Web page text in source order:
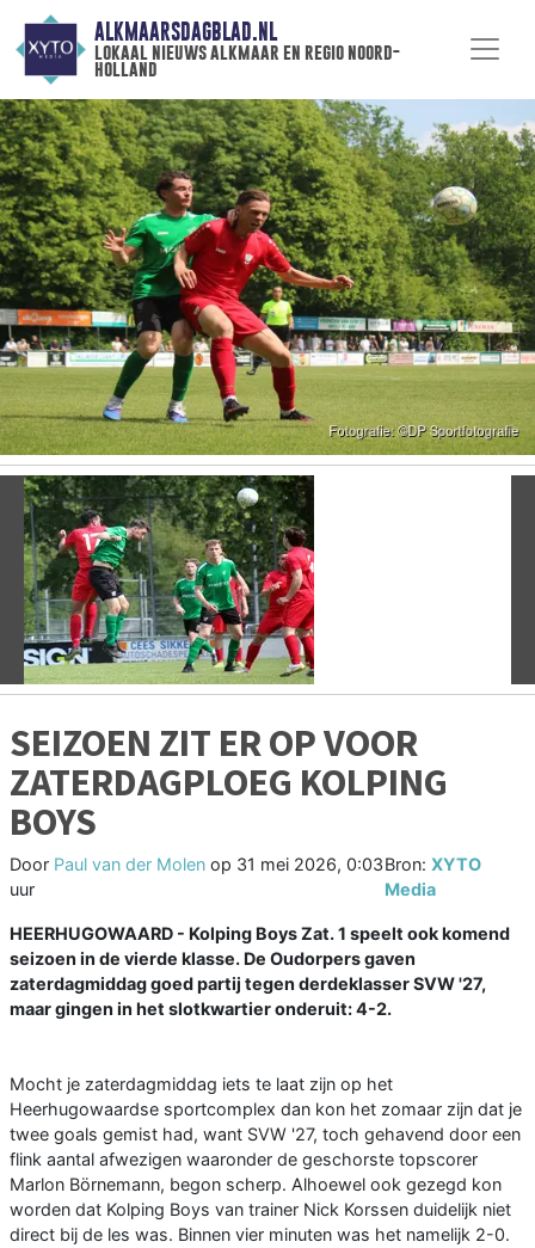
ALKMAARSDAGBLAD.NL
lokaal nieuws alkmaar en regio noord-
holland
Vorige
SEIZOEN ZIT ER OP VOOR
ZATERDAGPLOEG KOLPING
BOYS
Door Paul van der Molen op 31 mei 2026, 0:03
uur
Bron:XYTO
Media
HEERHUGOWAARD - Kolping Boys Zat. 1 speelt ook komend
seizoen in de vierde klasse. De Oudorpers gaven
zaterdagmiddag goed partij tegen derdeklasser SVW '27,
maar gingen in het slotkwartier onderuit: 4-2.
Mocht je zaterdagmiddag iets te laat zijn op het
Heerhugowaardse sportcomplex dan kon het zomaar zijn dat je
twee goals gemist had, want SVW '27, toch gehavend door een
flink aantal afwezigen waaronder de geschorste topscorer
Marlon Börnemann, begon scherp. Alhoewel ook gezegd kon
worden dat Kolping Boys van trainer Nick Korssen duidelijk niet
direct bij de les was. Binnen vier minuten was het namelijk 2-0.